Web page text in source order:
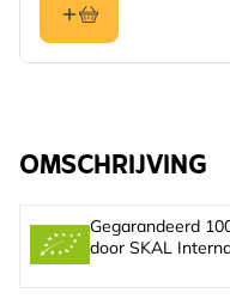
OMSCHRIJVING
Gegarandeerd
door SKAL